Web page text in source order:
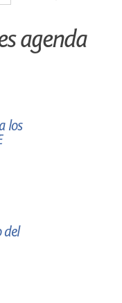
agenda
los
del